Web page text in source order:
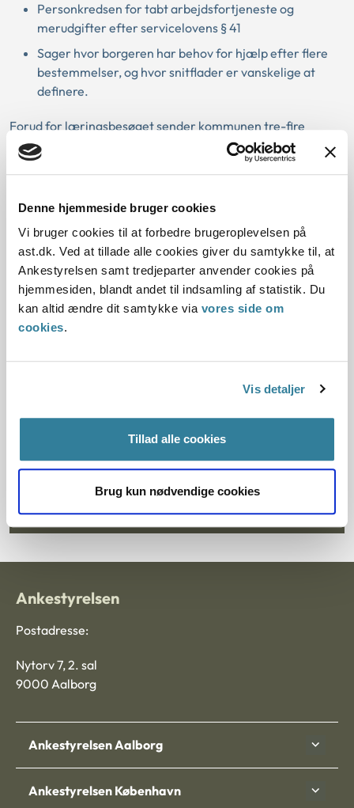
Denne hjemmeside bruger cookies
Vi bruger cookies til at forbedre brugeroplevelsen på
ast.dk. Ved at tillade alle cookies giver du samtykke til, at
Ankestyrelsen samt tredjeparter anvender cookies på
hjemmesiden, blandt andet til indsamling af statistik. Du
kan altid ændre dit samtykke via vores side om
cookies.
Vis detaljer
Tillad alle cookies
Brug kun nødvendige cookies
Personkredsen for tabt arbejdsfortjeneste og
merudgifter efter servicelovens § 41
Sager hvor borgeren har behov for hjælp efter flere
bestemmelser, og hvor snitflader er vanskelige at
definere.
Forud for læringsbesøget sender kommunen tre-fire
afgjorte sager om det pågældende emne til Ankestyrelsen
og VISO. Det er med til at sikre, at læringsbesøget tager sit
læringen bliver praksisnær.
De første forløb udbydes fra november 2020.
Om Taskforce-Handicap
Taskforcen på handicapområdet er et samarbejde mellem
er at støtte kommunerne i at styrke kvaliteten i
Tilmeld dig nyhedsbrev
Ankestyrelsen
Postadresse:
Nytorv 7, 2. sal
9000 Aalborg
Ankestyrelsen Aalborg
Ankestyrelsen København